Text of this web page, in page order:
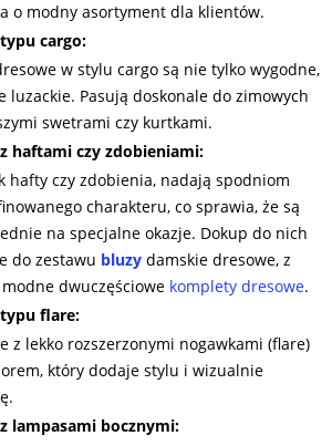
o modny asortyment dla klientów.
cargo:
w stylu cargo są nie tylko wygodne,
luzackie. Pasują doskonale do zimowych
swetrami czy kurtkami.
haftami czy zdobieniami:
hafty czy zdobienia, nadają spodniom
charakteru, co sprawia, że są
na specjalne okazje. Dokup do nich
do zestawu bluzy damskie dresowe, z
dwuczęściowe komplety dresowe.
flare:
z lekko rozszerzonymi nogawkami (flare)
który dodaje stylu i wizualnie
lampasami bocznymi: